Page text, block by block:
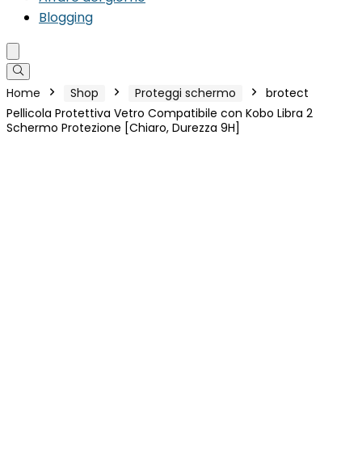
Blogging
Home Shop Proteggi schermo
brotect
Pellicola Protettiva Vetro Compatibile con Kobo Libra 2
Schermo Protezione [Chiaro, Durezza 9H]